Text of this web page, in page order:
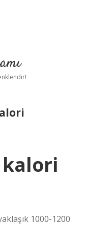
kalori
1000-1200